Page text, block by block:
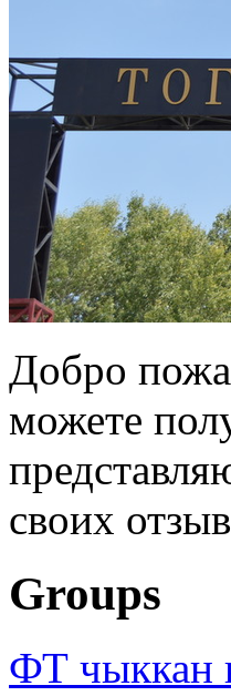
Добро
можете
своих
Groups
ФТ чыккан